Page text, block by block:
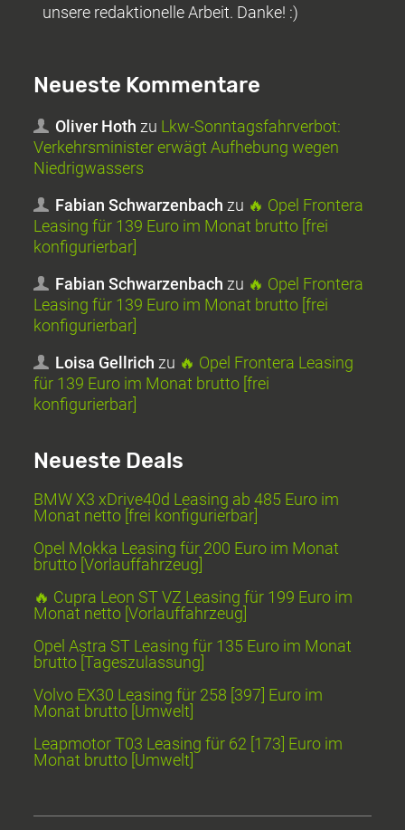
unsere redaktionelle Arbeit. Danke! :)
Neueste Kommentare
Oliver Hoth zu Lkw-Sonntagsfahrverbot:
Verkehrsminister erwägt Aufhebung wegen
Niedrigwassers
Fabian Schwarzenbach zu 🔥 Opel Frontera
Leasing für 139 Euro im Monat brutto [frei
konfigurierbar]
Fabian Schwarzenbach zu 🔥 Opel Frontera
Leasing für 139 Euro im Monat brutto [frei
konfigurierbar]
Loisa Gellrich zu 🔥 Opel Frontera Leasing
für 139 Euro im Monat brutto [frei
konfigurierbar]
Neueste Deals
BMW X3 xDrive40d Leasing ab 485 Euro im
Monat netto [frei konfigurierbar]
Opel Mokka Leasing für 200 Euro im Monat
brutto [Vorlauffahrzeug]
🔥 Cupra Leon ST VZ Leasing für 199 Euro im
Monat netto [Vorlauffahrzeug]
Opel Astra ST Leasing für 135 Euro im Monat
brutto [Tageszulassung]
Volvo EX30 Leasing für 258 [397] Euro im
Monat brutto [Umwelt]
Leapmotor T03 Leasing für 62 [173] Euro im
Monat brutto [Umwelt]